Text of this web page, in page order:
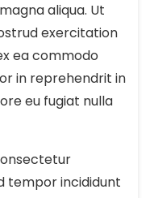
aliqua. Ut
exercitation
ea commodo
in reprehendrit in
eu fugiat nulla
tempor incididunt